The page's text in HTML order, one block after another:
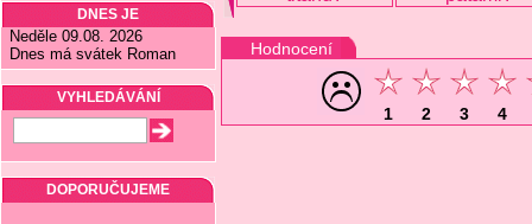
DNES JE
Neděle 09.08. 2026
Dnes má svátek Roman
VYHLEDÁVÁNÍ
DOPORUČUJEME
Hodnocení
1 2 3 4